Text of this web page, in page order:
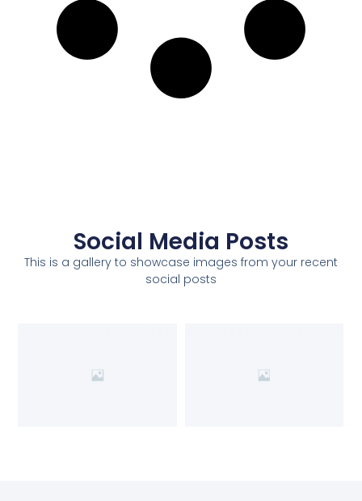
Social Media Posts
This is a gallery to showcase images from your recent
social posts